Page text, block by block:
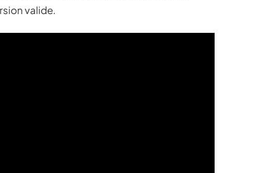
valide.